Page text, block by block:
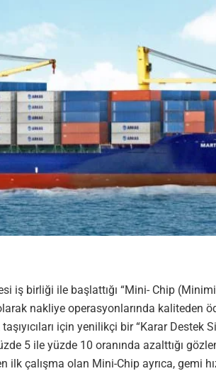
iş birliği ile başlattığı “Mini- Chip
nakliye operasyonlarında kaliteden
için yenilikçi bir “Karar Destek
5 ile yüzde 10 oranında azalttığı
çalışma olan Mini-Chip ayrıca, gemi